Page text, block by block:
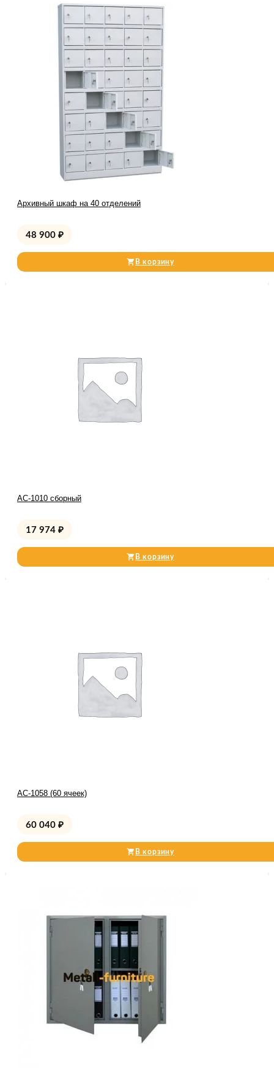
Архивный шкаф на 40 отделений
48 900 ₽
В корзину
АС-1010 сборный
17 974 ₽
В корзину
АС-1058 (60 ячеек)
60 040 ₽
В корзину